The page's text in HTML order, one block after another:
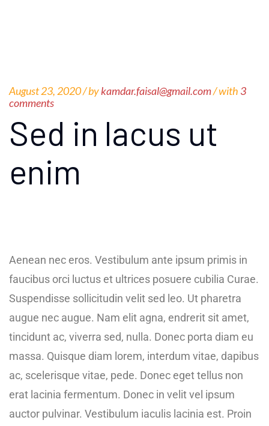
August 23, 2020 /bykamdar.faisal@gmail.com/ with 3
comments
Sed in lacus ut
enim
Aenean nec eros. Vestibulum ante ipsum primis in
faucibus orci luctus et ultrices posuere cubilia Curae.
Suspendisse sollicitudin velit sed leo. Ut pharetra
augue nec augue. Nam elit agna, endrerit sit amet,
tincidunt ac, viverra sed, nulla. Donec porta diam eu
massa. Quisque diam lorem, interdum vitae, dapibus
ac, scelerisque vitae, pede. Donec eget tellus non
erat lacinia fermentum. Donec in velit vel ipsum
auctor pulvinar. Vestibulum iaculis lacinia est. Proin